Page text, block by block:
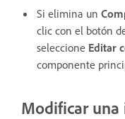
Si elimina un
clic con el botón
seleccione Editar
componente
Modificar una